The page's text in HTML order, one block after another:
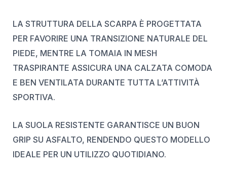
LA STRUTTURA DELLA SCARPA È PROGETTATA
PER FAVORIRE UNA TRANSIZIONE NATURALE DEL
PIEDE, MENTRE LA TOMAIA IN MESH
TRASPIRANTE ASSICURA UNA CALZATA COMODA
E BEN VENTILATA DURANTE TUTTA L’ATTIVITÀ
SPORTIVA.
LA SUOLA RESISTENTE GARANTISCE UN BUON
GRIP SU ASFALTO, RENDENDO QUESTO MODELLO
IDEALE PER UN UTILIZZO QUOTIDIANO.